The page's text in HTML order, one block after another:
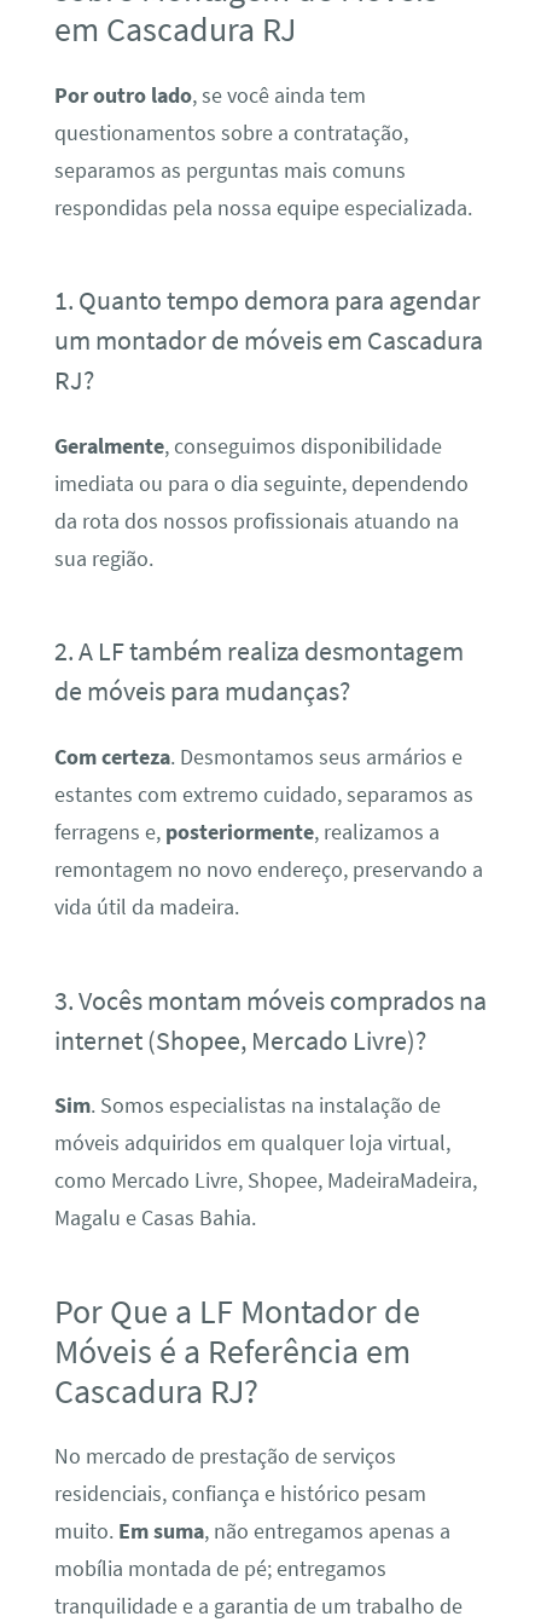
em Cascadura RJ
Por outro lado, se você ainda tem
questionamentos sobre a contratação,
separamos as perguntas mais comuns
respondidas pela nossa equipe especializada.
1. Quanto tempo demora para agendar
um montador de móveis em Cascadura
RJ?
Geralmente, conseguimos disponibilidade
imediata ou para o dia seguinte, dependendo
da rota dos nossos profissionais atuando na
sua região.
2. A LF também realiza desmontagem
de móveis para mudanças?
Com certeza. Desmontamos seus armários e
estantes com extremo cuidado, separamos as
ferragens e, posteriormente, realizamos a
remontagem no novo endereço, preservando a
vida útil da madeira.
3. Vocês montam móveis comprados na
internet (Shopee, Mercado Livre)?
Sim. Somos especialistas na instalação de
móveis adquiridos em qualquer loja virtual,
como Mercado Livre, Shopee, MadeiraMadeira,
Magalu e Casas Bahia.
Por Que a LF Montador de
Móveis é a Referência em
Cascadura RJ?
No mercado de prestação de serviços
residenciais, confiança e histórico pesam
muito. Em suma, não entregamos apenas a
mobília montada de pé; entregamos
tranquilidade e a garantia de um trabalho de